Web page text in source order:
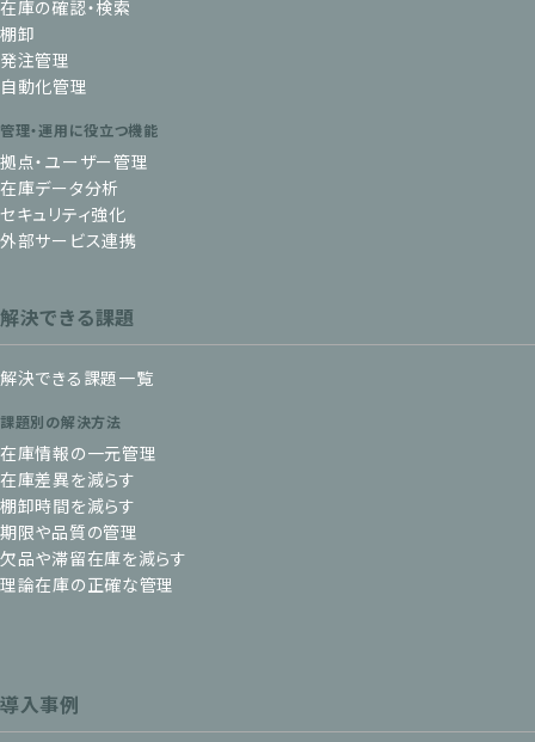
在庫の確認・検索
棚卸
発注管理
自動化管理
管理・運用に役立つ機能
拠点・ユーザー管理
在庫データ分析
セキュリティ強化
外部サービス連携
解決できる課題
解決できる課題一覧
課題別の解決方法
在庫情報の一元管理
在庫差異を減らす
棚卸時間を減らす
期限や品質の管理
欠品や滞留在庫を減らす
理論在庫の正確な管理
導入事例